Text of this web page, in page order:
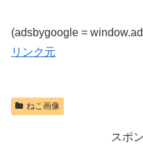
(adsbygoogle =
リンク元
ねこ画像
スポ